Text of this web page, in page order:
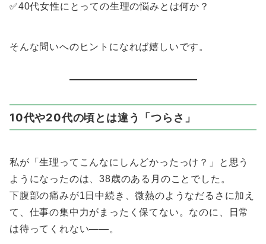
✅40代女性にとっての生理の悩みとは何か？
そんな問いへのヒントになれば嬉しいです。
10代や20代の頃とは違う「つらさ」
私が「生理ってこんなにしんどかったっけ？」と思う
ようになったのは、38歳のある月のことでした。
下腹部の痛みが1日中続き、微熱のようなだるさに加え
て、仕事の集中力がまったく保てない。なのに、日常
は待ってくれない――。